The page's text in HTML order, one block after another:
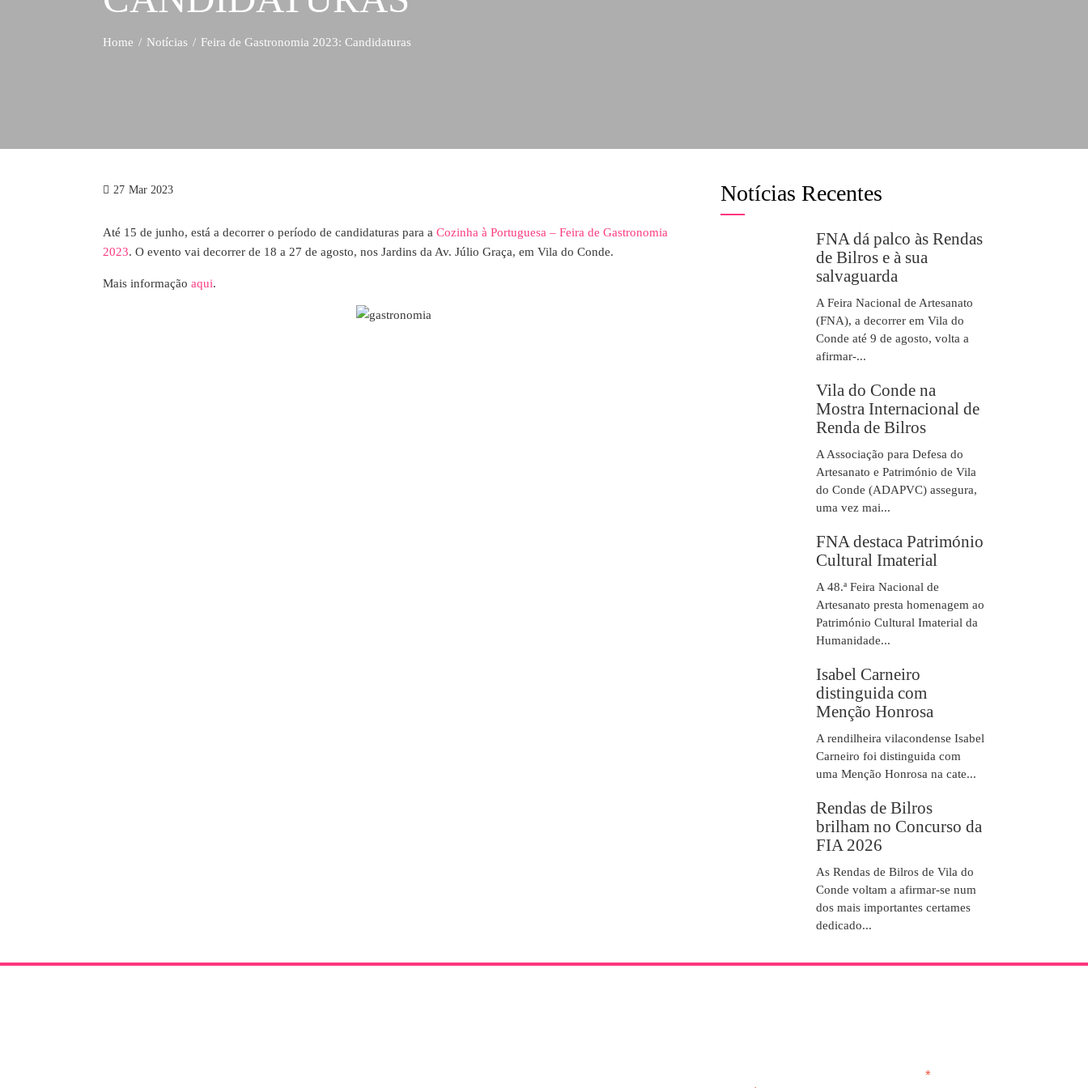
Home Notícias Feira de Gastronomia 2023: Candidaturas
27 Mar 2023
Até 15 de junho, está a decorrer o período de candidaturas para a Cozinha à Portuguesa – Feira de Gastronomia
2023. O evento vai decorrer de 18 a 27 de agosto, nos Jardins da Av. Júlio Graça, em Vila do Conde.
Mais informação aqui.
Notícias Recentes
FNA dá palco às Rendas
de Bilros e à sua
salvaguarda
A Feira Nacional de Artesanato
(FNA), a decorrer em Vila do
Conde até 9 de agosto, volta a
afirmar-...
Vila do Conde na
Mostra Internacional de
Renda de Bilros
A Associação para Defesa do
Artesanato e Património de Vila
do Conde (ADAPVC) assegura,
uma vez mai...
FNA destaca Património
Cultural Imaterial
A 48.ª Feira Nacional de
Artesanato presta homenagem ao
Património Cultural Imaterial da
Humanidade...
Isabel Carneiro
distinguida com
Menção Honrosa
A rendilheira vilacondense Isabel
Carneiro foi distinguida com
uma Menção Honrosa na cate...
Rendas de Bilros
brilham no Concurso da
FIA 2026
As Rendas de Bilros de Vila do
Conde voltam a afirmar-se num
dos mais importantes certames
dedicado...
*obrigatório